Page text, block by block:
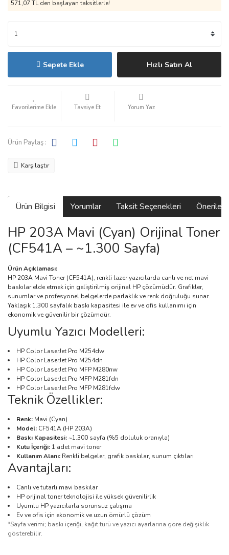
571,07 TL den başlayan taksitlerle!
Sepete Ekle Hızlı Satın Al
Tavsiye Et Yorum Yaz
Ürün Paylaş :
Karşılaştır
Ürün Bilgisi Yorumlar Taksit Seçenekleri
HP 203A Mavi (Cyan) Orijinal Toner
(CF541A – ~1.300 Sayfa)
Ürün Açıklaması:
HP 203A Mavi Toner (CF541A), renkli lazer yazıcılarda canlı ve net mavi
baskılar elde etmek için geliştirilmiş orijinal HP çözümüdür. Grafikler,
sunumlar ve profesyonel belgelerde parlaklık ve renk doğruluğu sunar.
Yaklaşık 1.300 sayfalık baskı kapasitesi ile ev ve ofis kullanımı için
ekonomik ve güvenilir bir çözümdür.
Uyumlu Yazıcı Modelleri:
HP Color LaserJet Pro M254dw
HP Color LaserJet Pro M254dn
HP Color LaserJet Pro MFP M280nw
HP Color LaserJet Pro MFP M281fdn
HP Color LaserJet Pro MFP M281fdw
Teknik Özellikler:
Renk: Mavi (Cyan)
Model: CF541A (HP 203A)
Baskı Kapasitesi:~1.300 sayfa (%5 doluluk oranıyla)
Kutu İçeriği: 1 adet mavi toner
Kullanım Alanı: Renkli belgeler, grafik baskılar, sunum çıktıları
Avantajları:
Canlı ve tutarlı mavi baskılar
HP orijinal toner teknolojisi ile yüksek güvenilirlik
Uyumlu HP yazıcılarla sorunsuz çalışma
Ev ve ofis için ekonomik ve uzun ömürlü çözüm
*Sayfa verimi; baskı içeriği, kağıt türü ve yazıcı ayarlarına göre değişiklik
gösterebilir.